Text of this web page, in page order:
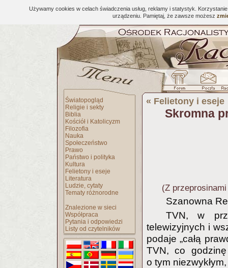
Używamy cookies w celach świadczenia usług, reklamy i statystyk.
urządzeniu. Pamiętaj, że zawsze możesz
Światopogląd
Religie i sekty
Biblia
Kościół i Katolicyzm
Filozofia
Nauka
Społeczeństwo
Prawo
Państwo i polityka
Kultura
Felietony i eseje
Literatura
Ludzie, cytaty
Tematy różnorodne
Znalezione w sieci
Współpraca
Pytania i odpowiedzi
Listy od czytelników
« Felietony i eseje
Skromna
(Z
Szanowna
TVN, w
telewizyjnych i
podaje „całą
TVN, co
o tym